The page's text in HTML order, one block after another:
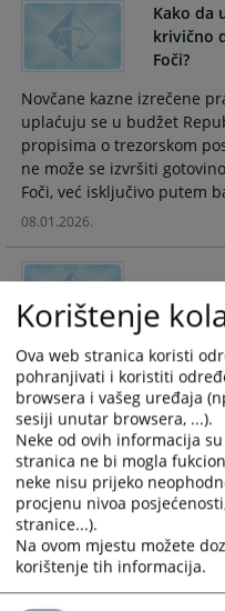
forward
interact
the
calendar
and
select
date.
Press
the
question
mark
key
to
get
the
keyboard
shortcuts
for
changing
dates.
to
and
to
the
for
Kako da
krivično
Foči?
Novčane kazne izrečene
uplaćuju se u budžet
propisima o trezorskom
ne može se izvršiti
Foči, već isključivo putem
08.01.2026.
OBRAZAC ZAHTJEVA ZA
SUDU U FOČI
19.12.2025.
Kako da
Uputstvo za uplatu sudske
Foči (sa konkretnim
detaljnim pojašnjenjem
Korištenje
Ova web stranica koristi
pohranjivati i koristiti
browsera i vašeg uređaja
sesiji unutar browsera, ...).
Neke od ovih informacija
stranica ne bi mogla
neke nisu prijeko
procjenu nivoa
stranice...).
Na ovom mjestu možete
korištenje tih informacija.